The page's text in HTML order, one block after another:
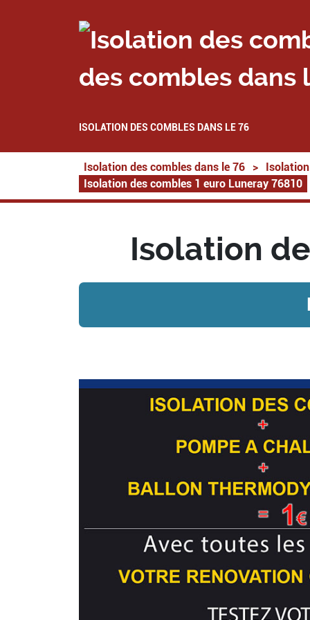
des combles dans
ISOLATION DES COMBLES DANS LE 76
Isolation des combles dans le 76 >
Isolation des combles 1 euro Luneray 76810
Isolation